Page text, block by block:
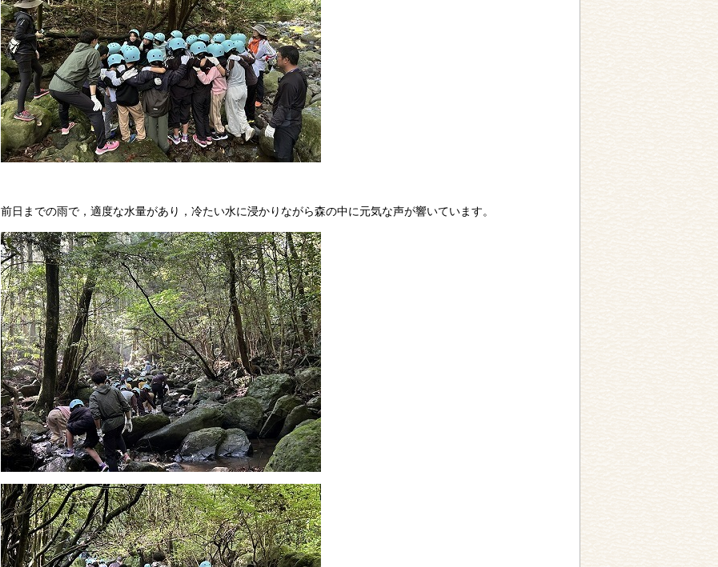
前日までの雨で，適度な水量があり，冷たい水に浸かりながら森の中に元気な声が響いています。